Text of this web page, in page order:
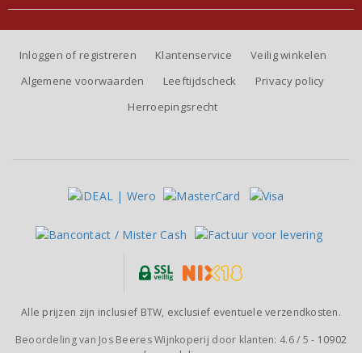
Inloggen of registreren Klantenservice
Veilig winkelen
Algemene voorwaarden
Leeftijdscheck
Privacy policy
Herroepingsrecht
Alle prijzen zijn inclusief BTW, exclusief eventuele verzendkosten.
Beoordeling van Jos Beeres Wijnkoperij door klanten: 4.6/ 5 - 10902